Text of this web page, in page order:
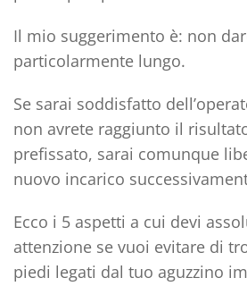
Il mio suggerimento è: non
particolarmente lungo.
Se sarai soddisfatto
non avrete raggiunto il
prefissato, sarai comunque
nuovo incarico
Ecco i 5 aspetti a cui devi
attenzione se vuoi evitare di
piedi legati dal tuo aguzzino